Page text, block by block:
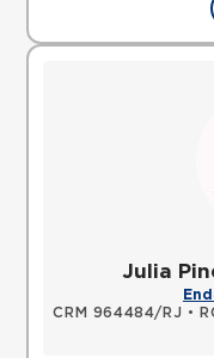
Julia
CRM 964484/RJ •